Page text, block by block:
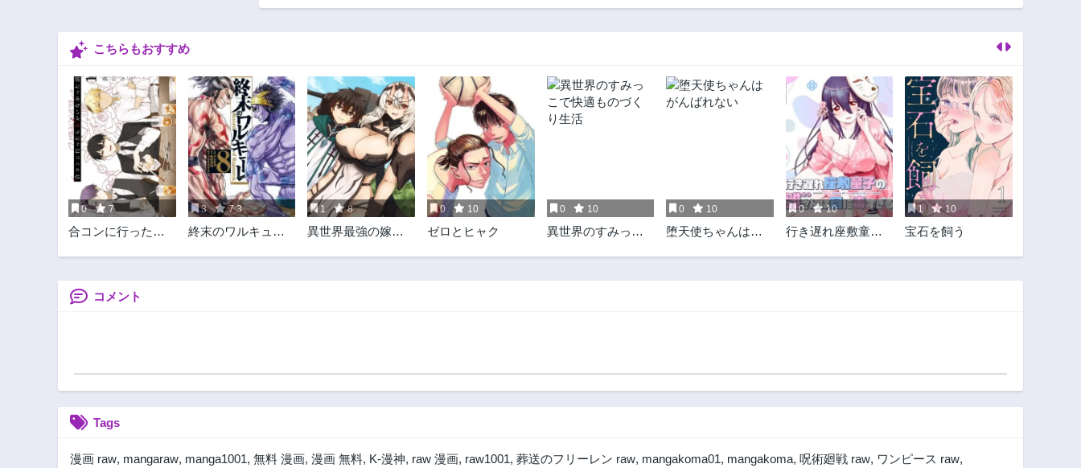
第52話 第51話 第50話 第38話 第10話
第4話
3ヶ月前
第3話
3ヶ月前
第2話
3ヶ月前
第1話
3ヶ月前
こちらもおすすめ
0 7
合コンに行ったら
3 7.3
終末のワルキュー
1 8
異世界最強の嫁で
です～知略を活か
0 10
ゼロとヒャク
0 10
異世界のすみっこ
0 10
堕天使ちゃんはが
0 10
行き遅れ座敷童子
1 10
宝石を飼う
コメント
Tags
漫画 raw, mangaraw, manga1001, 無料 漫画, 漫画 無料, K-漫神, raw 漫画, raw1001, 葬送のフリーレン raw, mangakoma01, mangakoma, 呪術廻戦 raw, ワンピース raw,